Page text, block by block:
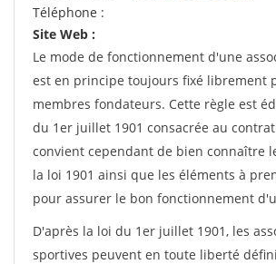
Téléphone :
Site Web :
Le mode de fonctionnement d'une
est en principe toujours fixé librement
membres fondateurs. Cette règle est
du 1er juillet 1901 consacrée au
convient cependant de bien connaître
la loi 1901 ainsi que les éléments à
pour assurer le bon fonctionnement
D'après la loi du 1er juillet 1901, les
sportives peuvent en toute liberté